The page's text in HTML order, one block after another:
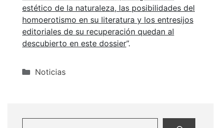
estético de la naturaleza, las posibilidades del
homoerotismo en su literatura y los entresijos
editoriales de su recuperación quedan al
descubierto en este dossier”.
Categorías
Noticias